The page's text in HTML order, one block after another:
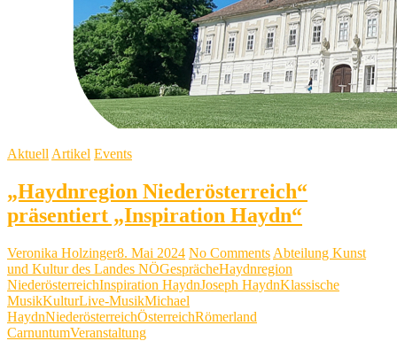
Aktuell Artikel Events
„Haydnregion Niederösterreich“
präsentiert „Inspiration Haydn“
Veronika Holzinger8. Mai 2024 No Comments Abteilung Kunst
und Kultur des Landes NÖGesprächeHaydnregion
NiederösterreichInspiration HaydnJoseph HaydnKlassische
MusikKulturLive-MusikMichael
HaydnNiederösterreichÖsterreichRömerland
CarnuntumVeranstaltung